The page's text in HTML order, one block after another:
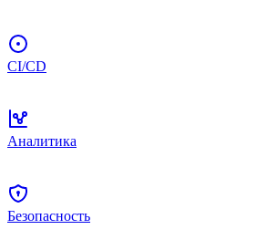
CI/CD
Аналитика
Безопасность